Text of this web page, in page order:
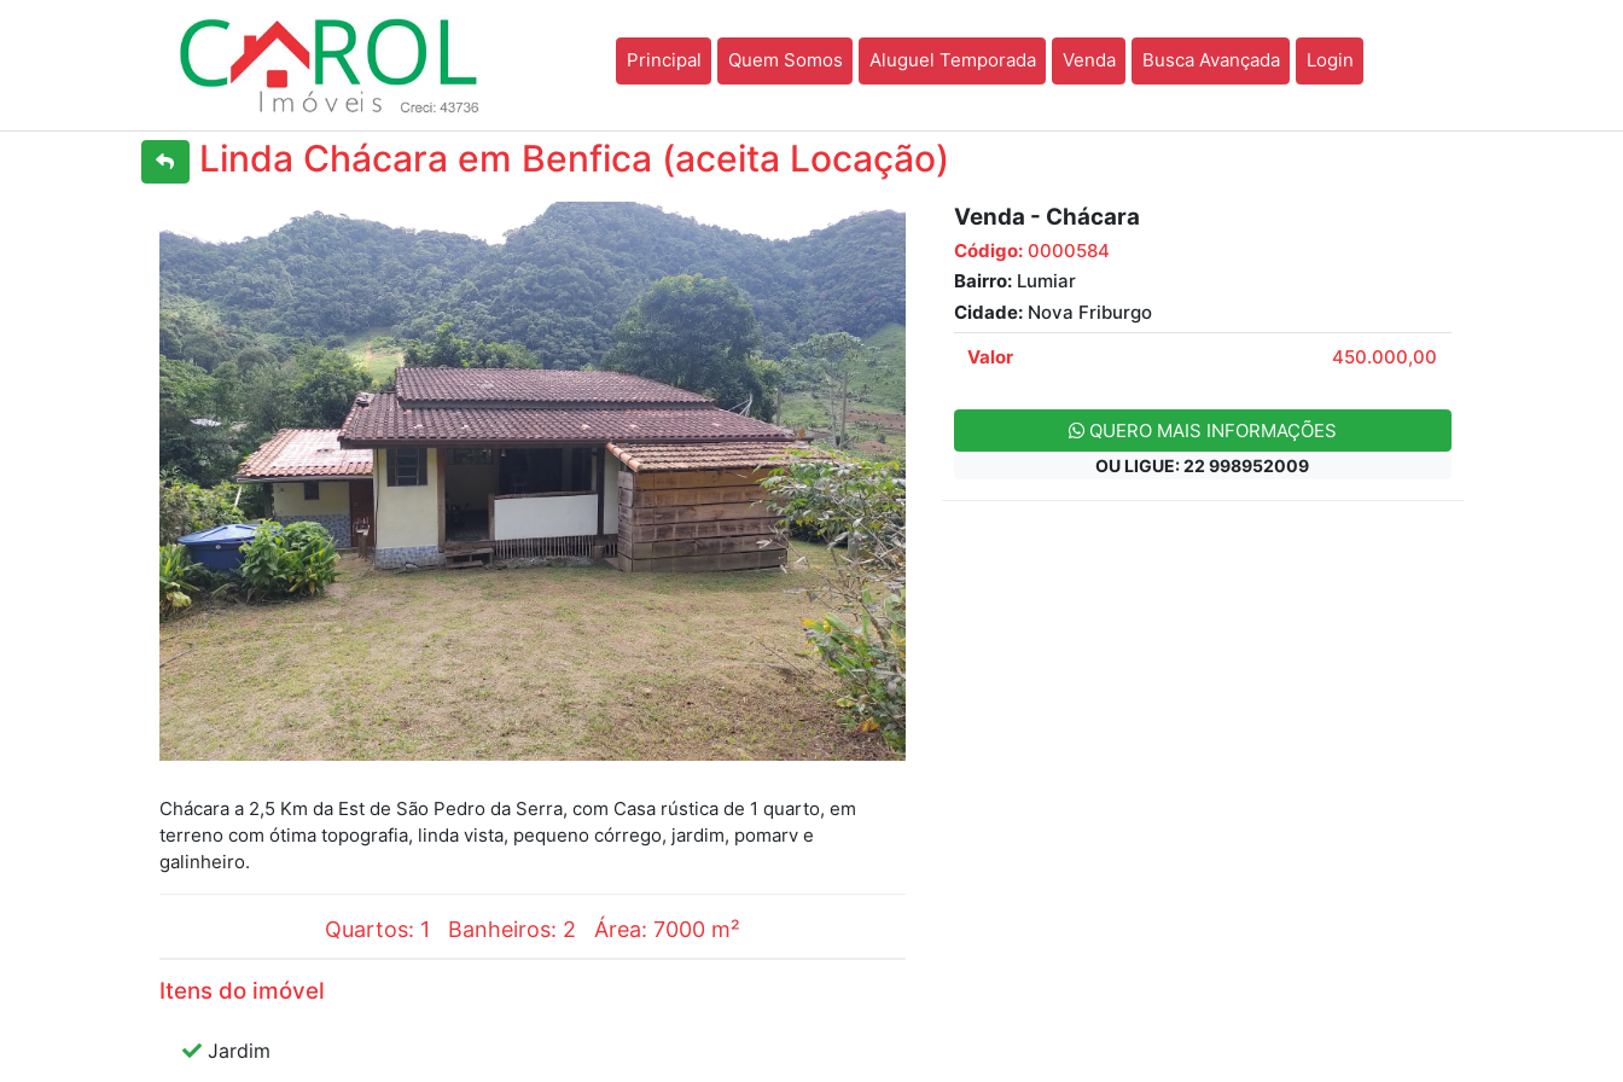
Principal Quem Somos Aluguel Temporada Venda Busca Avançada Login
Linda Chácara em Benfica (aceita Locação)
Previous Next
Chácara a 2,5 Km da Est de São Pedro da Serra, com Casa rústica de 1 quarto, em
terreno com ótima topografia, linda vista, pequeno córrego, jardim, pomarv e
galinheiro.
Quartos: 1 Banheiros: 2 Área: 7000 m²
Itens do imóvel
Jardim
Venda - Chácara
Código:0000584
Bairro:Lumiar
Cidade:Nova Friburgo
Valor
450.000,00
QUERO MAIS INFORMAÇÕES
OU LIGUE: 22 998952009